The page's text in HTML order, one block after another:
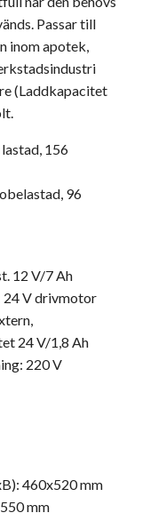
Passar till
inom apotek,
(Laddkapacitet
156
96
12 V/7 Ah
V drivmotor
24 V/1,8 Ah
220 V
460x520 mm
mm